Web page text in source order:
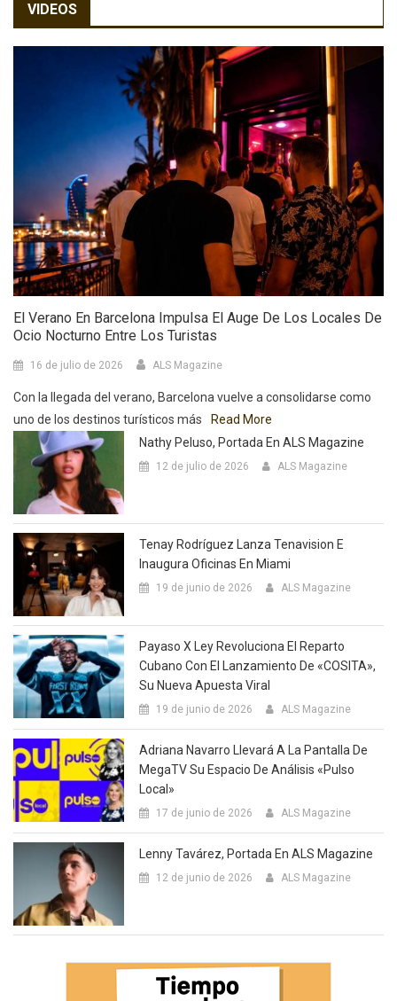
VIDEOS
El Verano En Barcelona Impulsa El Auge De Los Locales De
Ocio Nocturno Entre Los Turistas
16 de julio de 2026 ALS Magazine
Con la llegada del verano, Barcelona vuelve a consolidarse como
uno de los destinos turísticos más
Read More
Nathy Peluso, Portada En ALS Magazine
12 de julio de 2026 ALS Magazine
Tenay Rodríguez Lanza Tenavision E
Inaugura Oficinas En Miami
19 de junio de 2026 ALS Magazine
Payaso X Ley Revoluciona El Reparto
Cubano Con El Lanzamiento De «COSITA»,
Su Nueva Apuesta Viral
19 de junio de 2026 ALS Magazine
Adriana Navarro Llevará A La Pantalla De
MegaTV Su Espacio De Análisis «Pulso
Local»
17 de junio de 2026 ALS Magazine
Lenny Tavárez, Portada En ALS Magazine
12 de junio de 2026 ALS Magazine